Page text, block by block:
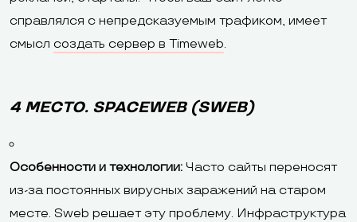
справлялся с непредсказуемым трафиком, имеет
смысл создать сервер в Timeweb.
4 МЕСТО. SPACEWEB (SWEB)
Особенности и технологии: Часто сайты переносят
из-за постоянных вирусных заражений на старом
месте. Sweb решает эту проблему. Инфраструктура